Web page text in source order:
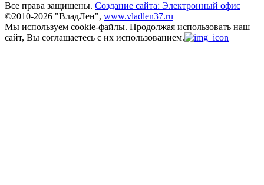
Все права защищены. Создание сайта: Электронный офис
©2010-2026 "ВладЛен", www.vladlen37.ru
Мы используем cookie-файлы. Продолжая использовать наш
сайт, Вы соглашаетесь с их использованием.